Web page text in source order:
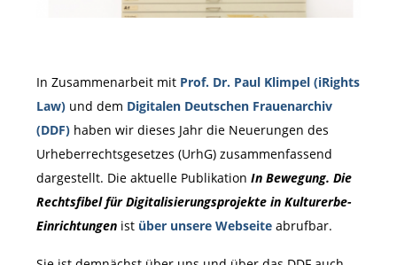
In Zusammenarbeit mit Prof. Dr. Paul Klimpel (iRights
Law)und dem Digitalen Deutschen Frauenarchiv
(DDF)haben wir dieses Jahr die Neuerungen des
Urheberrechtsgesetzes (UrhG) zusammenfassend
dargestellt. Die aktuelle Publikation In Bewegung. Die
Rechtsfibel für Digitalisierungsprojekte in Kulturerbe-
Einrichtungenist über unsere Webseiteabrufbar.